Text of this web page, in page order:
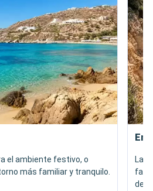
el ambiente festivo, o
más familiar y tranquilo.
En
La
de